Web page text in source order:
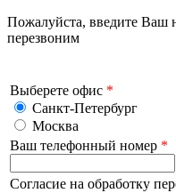
Пожалуйста, введите Ваш
перезвоним
Выберете офис *
Санкт-Петербург
Москва
Ваш телефонный номер *
Согласие на обработку